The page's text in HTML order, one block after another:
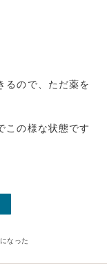
るので、ただ薬を
この様な状態です
なった